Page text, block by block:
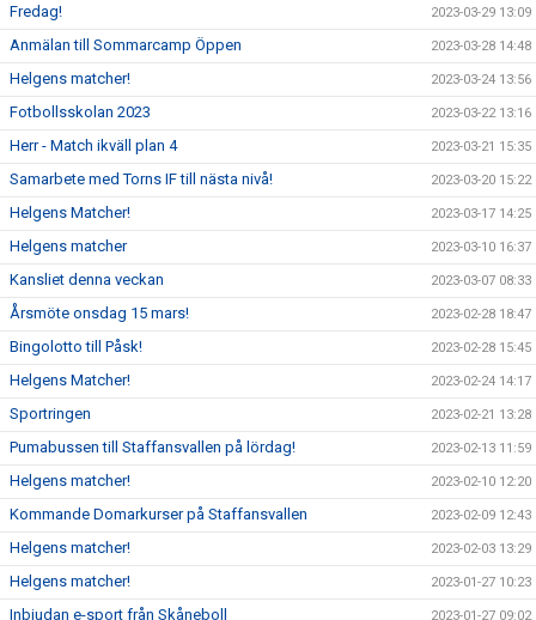
Fredag! 2023-03-29 13:09
Anmälan till Sommarcamp Öppen 2023-03-28 14:48
Helgens matcher! 2023-03-24 13:56
Fotbollsskolan 2023 2023-03-22 13:16
Herr - Match ikväll plan 4 2023-03-21 15:35
Samarbete med Torns IF till nästa nivå! 2023-03-20 15:22
Helgens Matcher! 2023-03-17 14:25
Helgens matcher 2023-03-10 16:37
Kansliet denna veckan 2023-03-07 08:33
Årsmöte onsdag 15 mars! 2023-02-28 18:47
Bingolotto till Påsk! 2023-02-28 15:45
Helgens Matcher! 2023-02-24 14:17
Sportringen 2023-02-21 13:28
Pumabussen till Staffansvallen på lördag! 2023-02-13 11:59
Helgens matcher! 2023-02-10 12:20
Kommande Domarkurser på Staffansvallen 2023-02-09 12:43
Helgens matcher! 2023-02-03 13:29
Helgens matcher! 2023-01-27 10:23
Inbjudan e-sport från Skåneboll 2023-01-27 09:02